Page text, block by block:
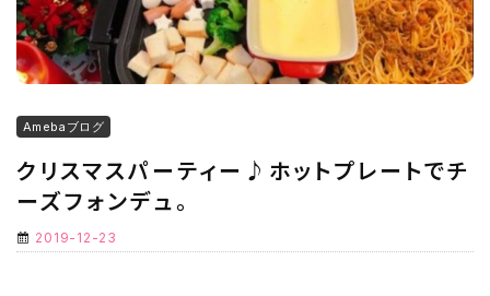
Amebaブログ
クリスマスパーティー♪ホットプレートでチ
ーズフォンデュ。
2019-12-23